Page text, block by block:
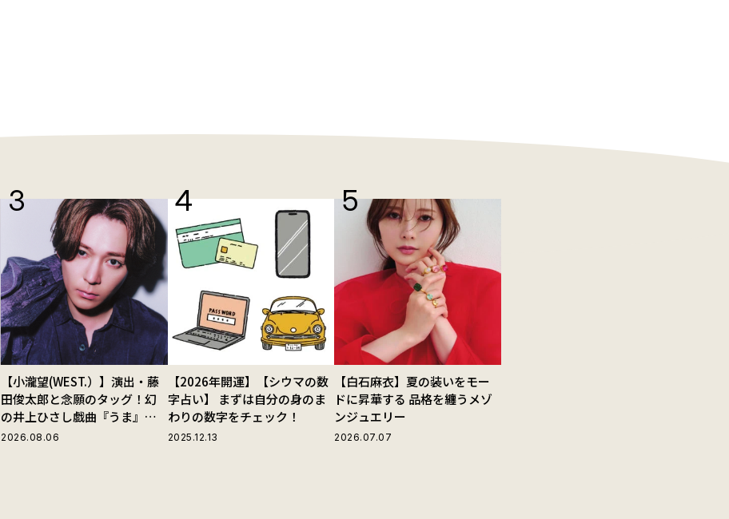
【小瀧望(WEST.）】演出・藤
田俊太郎と念願のタッグ！幻
の井上ひさし戯曲『うま』で
演じる“爽快な悪人”の魅力と
2026.08.06
【2026年開運】【シウマの数
字占い】 まずは自分の身のま
わりの数字をチェック！
2025.12.13
【白石麻衣】夏の装いをモー
ドに昇華する 品格を纏うメゾ
ンジュエリー
2026.07.07